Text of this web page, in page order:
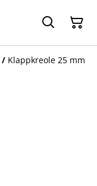
/ Klappkreole 25 mm